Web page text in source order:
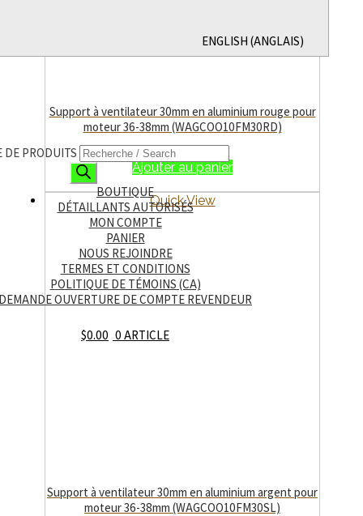
ENGLISH (ANGLAIS)
DE PRODUITS
BOUTIQUE
DÉTAILLANTS AUTORISÉS
MON COMPTE
PANIER
NOUS REJOINDRE
TERMES ET CONDITIONS
POLITIQUE DE TÉMOINS (CA)
OUVERTURE DE COMPTE REVENDEUR
$0.00 0 ARTICLE
Support à ventilateur 30mm en aluminium rouge pour
moteur 36-38mm (WAGCOO10FM30RD)
$19.99
Ajouter au panier
Quick View
Support à ventilateur 30mm en aluminium argent pour
moteur 36-38mm (WAGCOO10FM30SL)